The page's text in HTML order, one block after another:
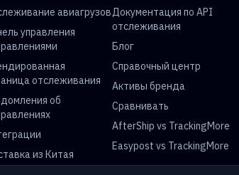
авиагрузов
управления
отслеживания
об
из Китая
Документация по API
отслеживания
Блог
Справочный центр
Активы бренда
Сравнивать
AfterShip vs TrackingMore
Easypost vs TrackingMore
отслеживание посылок